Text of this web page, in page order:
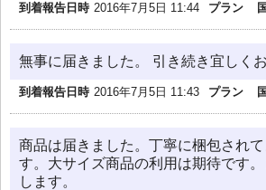
到着報告日時 2016年7月5日 11:44 プラン
無事に届きました。 引き続き宜しく
到着報告日時 2016年7月5日 11:43 プラン
商品は届きました。丁寧に梱包され
す。大サイズ商品の利用は期待です
します。